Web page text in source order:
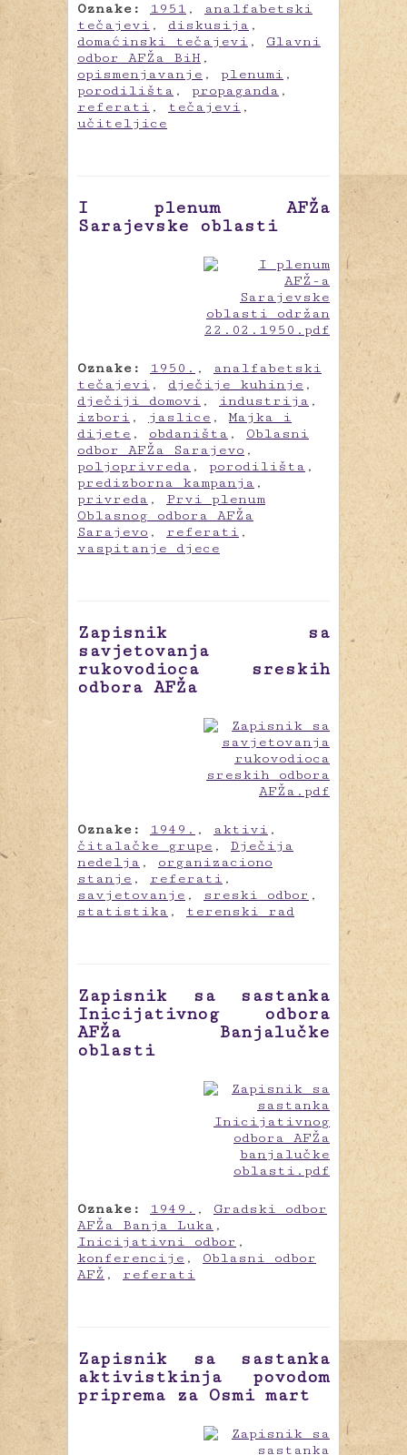
Oznake: 1951 ,
analfabetski
tečajevi , diskusija ,
domaćinski tečajevi , Glavni
odbor AFŽa BiH ,
opismenjavanje , plenumi ,
porodilišta , propaganda ,
referati , tečajevi ,
učiteljice
I plenum AFŽa
Sarajevske oblasti
Oznake: 1950. ,
analfabetski
tečajevi , dječije kuhinje ,
dječiji domovi , industrija ,
izbori , jaslice ,Majka i
dijete , obdaništa , Oblasni
odbor AFŽa Sarajevo ,
poljoprivreda , porodilišta ,
predizborna kampanja ,
privreda , Prvi plenum
Oblasnog odbora AFŽa
Sarajevo , referati ,
vaspitanje djece
Zapisnik sa
savjetovanja
rukovodioca sreskih
odbora AFŽa
Oznake: 1949. , aktivi ,
čitalačke grupe , Dječija
nedelja , organizaciono
stanje , referati ,
savjetovanje , sreski odbor ,
statistika , terenski rad
Zapisnik sa sastanka
Inicijativnog odbora
AFŽa Banjalučke
oblasti
Oznake: 1949. , Gradski odbor
AFŽa Banja Luka ,
Inicijativni odbor ,
konferencije , Oblasni odbor
AFŽ , referati
Zapisnik sa sastanka
aktivistkinja povodom
priprema za Osmi mart